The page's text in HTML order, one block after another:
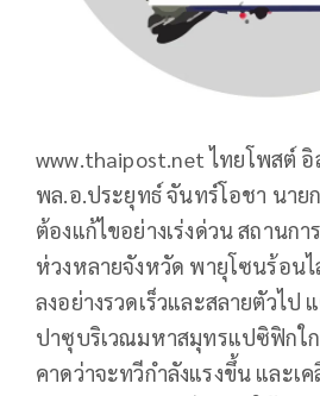
www.thaipost.net ไทยโพสต์
พล.อ.ประยุทธ์ จันทร์โอชา นาย
ต้องแก้ไขอย่างเร่งด่วน สถานก
ห่วงหลายจังหวัด พายุโซนร้อน
ลงอย่างรวดเร็วและสลายตัวไป
ปาซุบริเวณมหาสมุทรแปซิฟิกใ
คาดว่าจะทวีกำลังแรงขึ้น และเ